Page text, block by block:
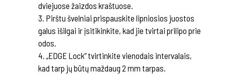
dviejuose žaizdos kraštuose.
Pirštu švelniai prispauskite lipniosios juostos
galus išilgai ir įsitikinkite, kad jie tvirtai prilipo prie
odos.
„EDGE Lock“ tvirtinkite vienodais intervalais,
kad tarp jų būtų maždaug 2 mm tarpas.